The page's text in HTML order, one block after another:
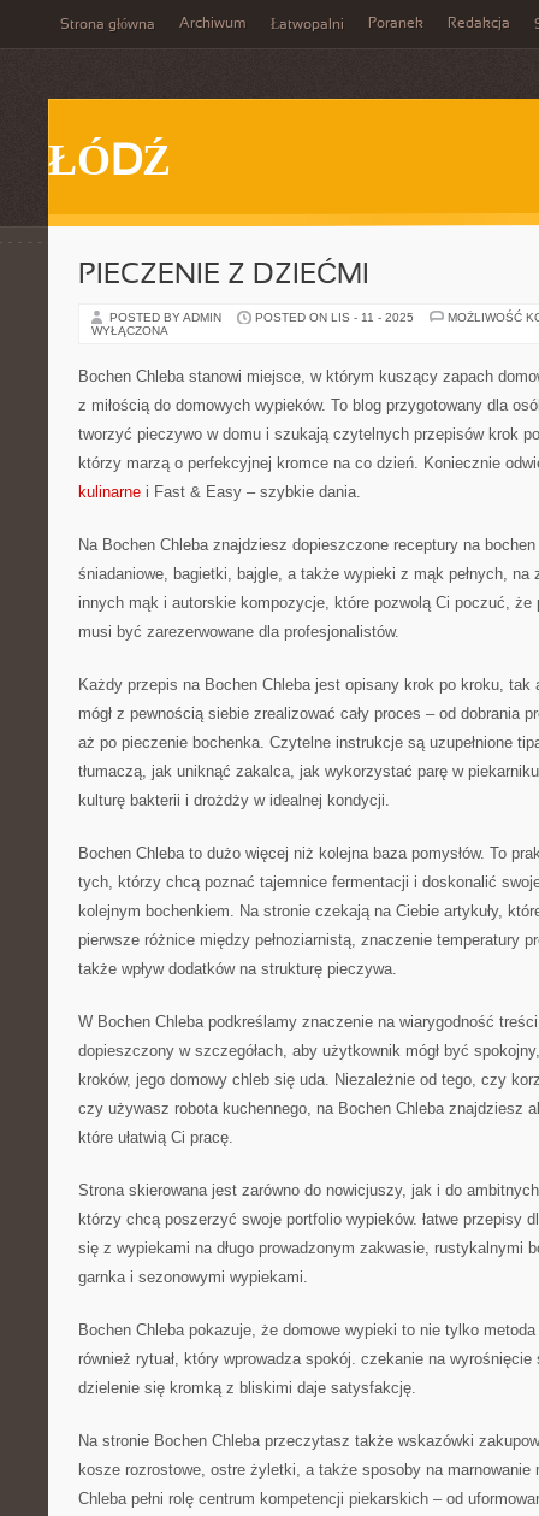
Strona główna Archiwum Łatwopalni Poranek Redakcja
ŁÓDŹ
PIECZENIE Z DZIEĆMI
POSTED BY ADMIN POSTED ON LIS - 11 - 2025
MOŻLIWOŚĆ
WYŁĄCZONA
Bochen Chleba stanowi miejsce, w którym kuszący zapach
z miłością do domowych wypieków. To blog przygotowany dla
tworzyć pieczywo w domu i szukają czytelnych przepisów krok
którzy marzą o perfekcyjnej kromce na co dzień. Koniecznie
kulinarne i Fast & Easy – szybkie dania.
Na Bochen Chleba znajdziesz dopieszczone receptury na
śniadaniowe, bagietki, bajgle, a także wypieki z mąk pełnych, na
innych mąk i autorskie kompozycje, które pozwolą Ci poczuć, że
musi być zarezerwowane dla profesjonalistów.
Każdy przepis na Bochen Chleba jest opisany krok po kroku,
mógł z pewnością siebie zrealizować cały proces – od dobrania
aż po pieczenie bochenka. Czytelne instrukcje są uzupełnione
tłumaczą, jak uniknąć zakalca, jak wykorzystać parę w
kulturę bakterii i drożdży w idealnej kondycji.
Bochen Chleba to dużo więcej niż kolejna baza pomysłów. To
tych, którzy chcą poznać tajemnice fermentacji i doskonalić
kolejnym bochenkiem. Na stronie czekają na Ciebie artykuły,
pierwsze różnice między pełnoziarnistą, znaczenie temperatury
także wpływ dodatków na strukturę pieczywa.
W Bochen Chleba podkreślamy znaczenie na wiarygodność
dopieszczony w szczegółach, aby użytkownik mógł być
kroków, jego domowy chleb się uda. Niezależnie od tego, czy
czy używasz robota kuchennego, na Bochen Chleba znajdziesz
które ułatwią Ci pracę.
Strona skierowana jest zarówno do nowicjuszy, jak i do ambitnych
którzy chcą poszerzyć swoje portfolio wypieków. łatwe przepisy
się z wypiekami na długo prowadzonym zakwasie, rustykalnymi
garnka i sezonowymi wypiekami.
Bochen Chleba pokazuje, że domowe wypieki to nie tylko metoda
również rytuał, który wprowadza spokój. czekanie na
dzielenie się kromką z bliskimi daje satysfakcję.
Na stronie Bochen Chleba przeczytasz także wskazówki
kosze rozrostowe, ostre żyletki, a także sposoby na marnowanie
Chleba pełni rolę centrum kompetencji piekarskich – od